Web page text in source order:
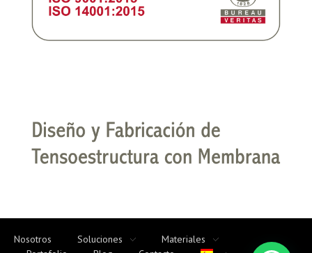
Nosotros Soluciones
Materiales